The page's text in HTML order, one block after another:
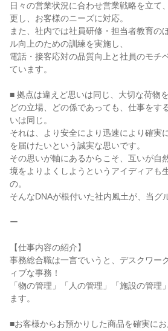
日々の営業状況に合わせ営業戦略を立て
更し、お客様のニーズに対応。
また、社内では社員研修・担当者教育の
ル向上のための訓練を実施し、
電話・接客応対の品質向上と社員のモチ
ています。
■ 拠点は違えど思いは同じ、大切な荷物
どの立場、どの係であっても、仕事をす
いは同じ。
それは、より安全により迅速により確実
を届けたいという誠実な思いです。
その思いが軸にあるからこそ、互いが自
境をよりよくしようというアイディアも
の。
そんなDNAが根付いた社内風土が、当グ
ー
【仕事内容の紹介】
事務総合職は一言でいうと、デスクワー
ィブな事務！
「物の管理」「人の管理」「施設の管理
ます。
■お客様からお預かりした商品を確実に